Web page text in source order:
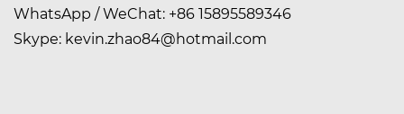
WhatsApp / WeChat: +86 15895589346
Skype: kevin.zhao84@hotmail.com